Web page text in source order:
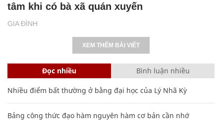
GIA ĐÌNH
tâm khi có bà xã quán xuyến
XEM THÊM BÀI VIẾT
Đọc nhiều Bình luận nhiều
Nhiều điểm bất thường ở bằng đại học của Lý Nhã Kỳ
Bảng công thức đạo hàm nguyên hàm cơ bản cần nhớ